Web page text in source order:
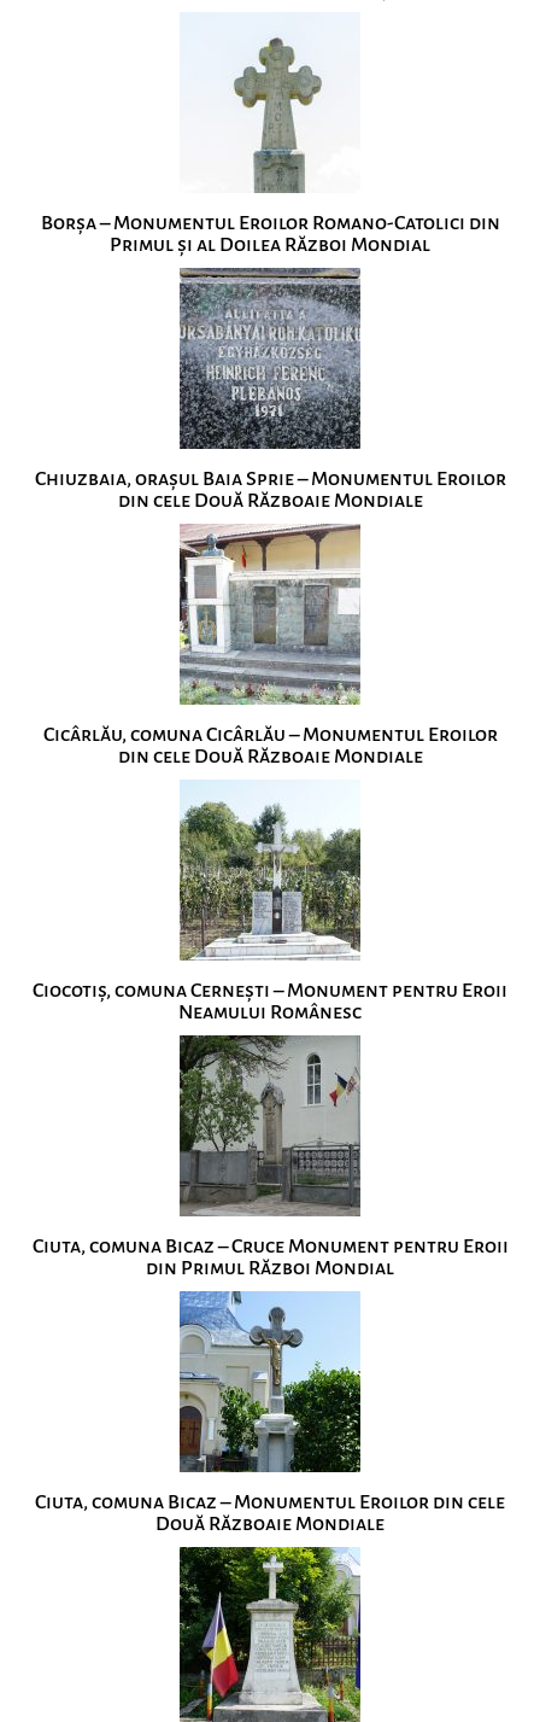
Borșa – Monumentul Eroilor Romano-Catolici din
Primul și al Doilea Război Mondial
Chiuzbaia, orașul Baia Sprie – Monumentul Eroilor
din cele Două Războaie Mondiale
Cicârlău, comuna Cicârlău – Monumentul Eroilor
din cele Două Războaie Mondiale
Ciocotiș, comuna Cernești – Monument pentru Eroii
Neamului Românesc
Ciuta, comuna Bicaz – Cruce Monument pentru Eroii
din Primul Război Mondial
Ciuta, comuna Bicaz – Monumentul Eroilor din cele
Două Războaie Mondiale